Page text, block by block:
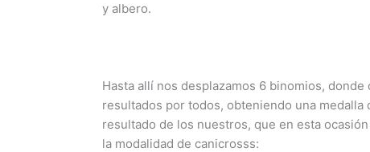
y albero.
Hasta allí nos desplazamos 6 binomios,
resultados por todos, obteniendo una medalla
resultado de los nuestros, que en esta
la modalidad de canicrosss: